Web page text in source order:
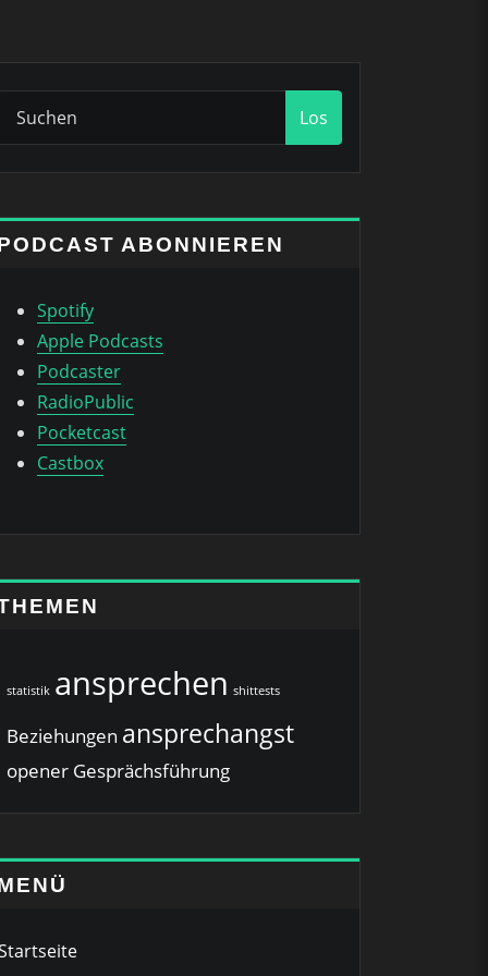
Los
ABONNIEREN
Spotify
Apple Podcasts
Podcaster
RadioPublic
Pocketcast
Castbox
statistik ansprechen shittests
Beziehungen ansprechangst
opener Gesprächsführung